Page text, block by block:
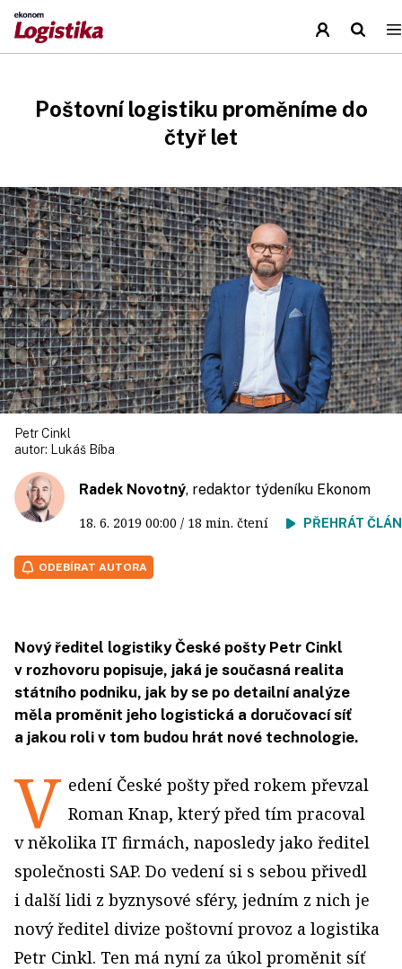
Poštovní logistiku proměníme do
čtyř let
Petr Cinkl
autor:
Lukáš Bíba
Radek Novotný, redaktor týdeníku Ekonom
18. 6. 2019 00:00 / 18 min. čtení PŘEHRÁT
ODEBÍRAT AUTORA
Nový ředitel logistiky České pošty Petr Cinkl
v rozhovoru popisuje, jaká je současná realita
státního podniku, jak by se po detailní analýze
měla proměnit jeho logistická a doručovací síť
a jakou roli v tom budou hrát nové technologie.
V edení České pošty před rokem převzal
Roman Knap, který před tím pracoval
v několika IT firmách, naposledy jako ředitel
společnosti SAP. Do vedení si s sebou přivedl
i další lidi z byznysové sféry, jedním z nich je
nový ředitel divize poštovní provoz a logistika
Petr Cinkl. Ten má nyní za úkol proměnit síť